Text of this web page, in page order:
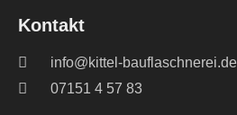
Kontakt
info@kittel-bauflaschnerei.de
07151 4 57 83